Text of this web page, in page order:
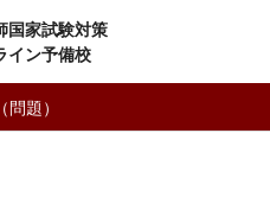
国家試験対策
イン予備校
題）